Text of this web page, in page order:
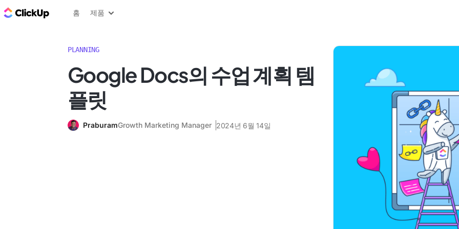
ClickUp 블로그
홈 제품
PLANNING
Google Docs의 수업 계획 템
플릿
PraburamGrowth Marketing Manager 2024년 6월 14일